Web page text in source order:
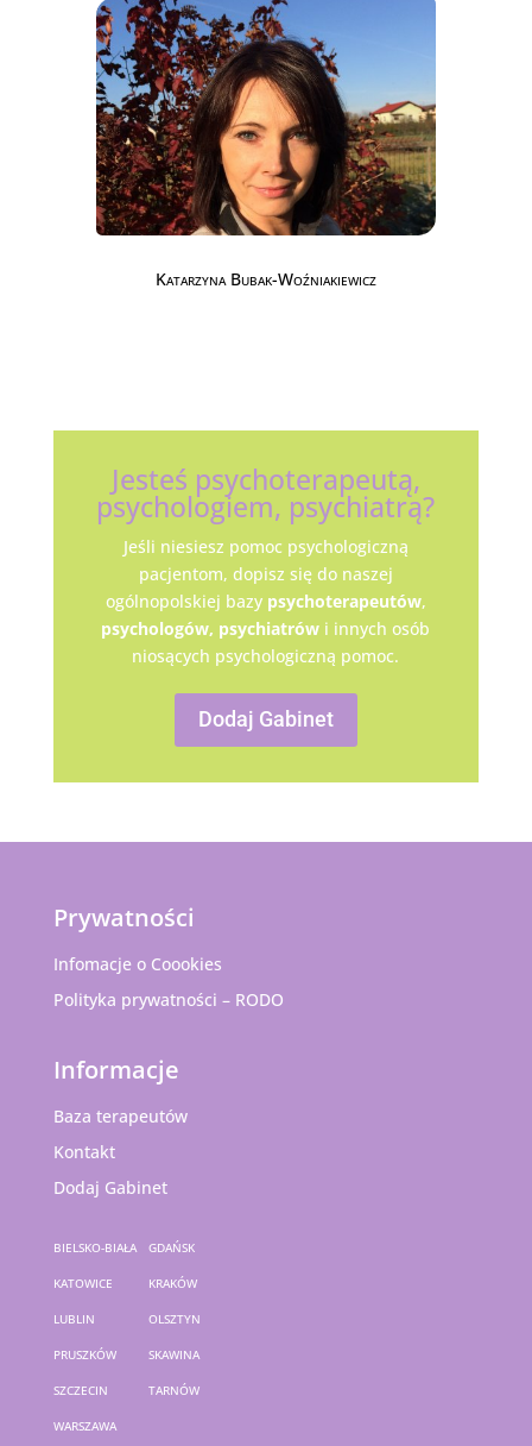
Katarzyna Bubak-Woźniakiewicz
Jesteś psychoterapeutą,
psychologiem, psychiatrą?
Jeśli niesiesz pomoc psychologiczną
pacjentom, dopisz się do naszej
ogólnopolskiej bazy psychoterapeutów,
psychologów, psychiatrów i innych osób
niosących psychologiczną pomoc.
Dodaj Gabinet
Prywatności
Infomacje o Coookies
Polityka prywatności – RODO
Informacje
Baza terapeutów
Kontakt
Dodaj Gabinet
BIELSKO-BIAŁA GDAŃSK
KATOWICE KRAKÓW
LUBLIN OLSZTYN
PRUSZKÓW SKAWINA
SZCZECIN TARNÓW
WARSZAWA